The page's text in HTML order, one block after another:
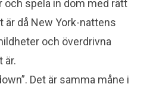
och spela in dom med rätt
är då New York-nattens
och överdrivna
är.
Det är samma måne i